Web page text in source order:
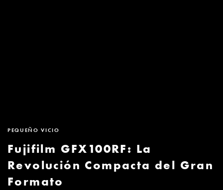
PEQUEÑO VICIO
Fujifilm GFX100RF: La
Revolución Compacta del Gran
Formato